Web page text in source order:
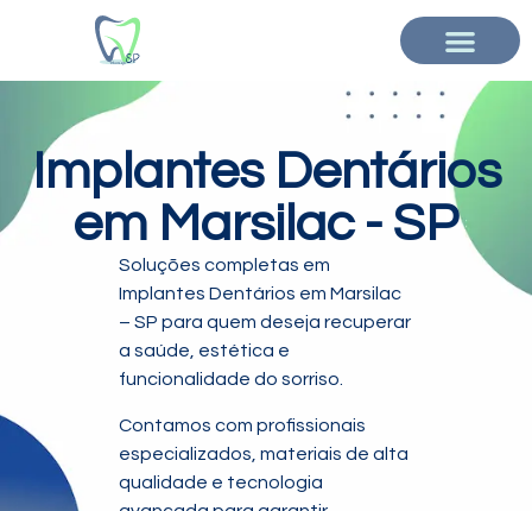
Implantes Dentários
em Marsilac - SP
Soluções completas em
Implantes Dentários em Marsilac
– SP para quem deseja recuperar
a saúde, estética e
funcionalidade do sorriso.
Contamos com profissionais
especializados, materiais de alta
qualidade e tecnologia